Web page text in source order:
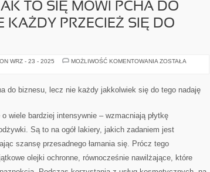
TO SIĘ MÓWI PCHA DO
KAŻDY PRZECIEŻ SIĘ DO
WRZ - 23 - 2025 MOŻLIWOŚĆ KOMENTOWANIA BEZ
TO
SIĘ
DO
BIZNESU,
NIE
PRZECIEŻ
DO
TEGO
NADAJĘ
ZOSTAŁA
do biznesu, lecz nie każdy jakkolwiek się do tego nadaję
wiele bardziej intensywnie – wzmacniają płytkę
Są to na ogół lakiery, jakich zadaniem jest
szansę przesadnego łamania się. Prócz tego
olejki ochronne, równocześnie nawilżające, które